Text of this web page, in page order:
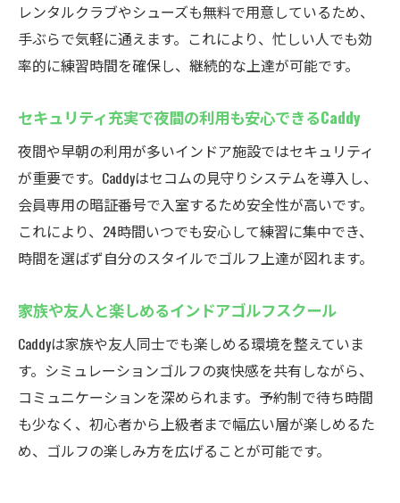
レンタルクラブやシューズも無料で用意しているため、
手ぶらで気軽に通えます。これにより、忙しい人でも効
率的に練習時間を確保し、継続的な上達が可能です。
セキュリティ充実で夜間の利用も安心できるCaddy
夜間や早朝の利用が多いインドア施設ではセキュリティ
が重要です。Caddyはセコムの見守りシステムを導入し、
会員専用の暗証番号で入室するため安全性が高いです。
これにより、24時間いつでも安心して練習に集中でき、
時間を選ばず自分のスタイルでゴルフ上達が図れます。
家族や友人と楽しめるインドアゴルフスクール
Caddyは家族や友人同士でも楽しめる環境を整えていま
す。シミュレーションゴルフの爽快感を共有しながら、
コミュニケーションを深められます。予約制で待ち時間
も少なく、初心者から上級者まで幅広い層が楽しめるた
め、ゴルフの楽しみ方を広げることが可能です。